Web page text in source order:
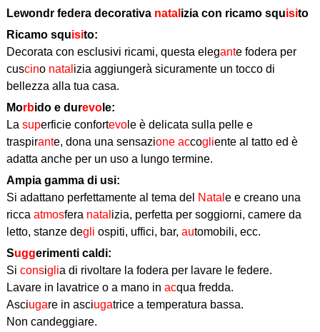
Lewondr federa decorativa natal izia con ricamo squisito
Ricamo squisito:
Decorata con esclusivi ricami, questa elegante fodera per
cuscino natal izia aggiungerà sicuramente un tocco di
bellezza alla tua casa.
Morbido e durevole:
La superficie confortevole è delicata sulla pelle e
traspirante, dona una sensazione accogliente al tatto ed è
adatta anche per un uso a lungo termine.
Ampia gamma di usi:
Si adattano perfettamente al tema del Natal e e creano una
ricca atmosfera natal izia, perfetta per soggiorni, camere da
letto, stanze degli ospiti, uffici, bar, automobili, ecc.
Suggerimenti caldi:
Si consiglia di rivoltare la fodera per lavare le federe.
Lavare in lavatrice o a mano in acqua fredda.
Asciugare in asciugatrice a temperatura bassa.
Non candeggiare.